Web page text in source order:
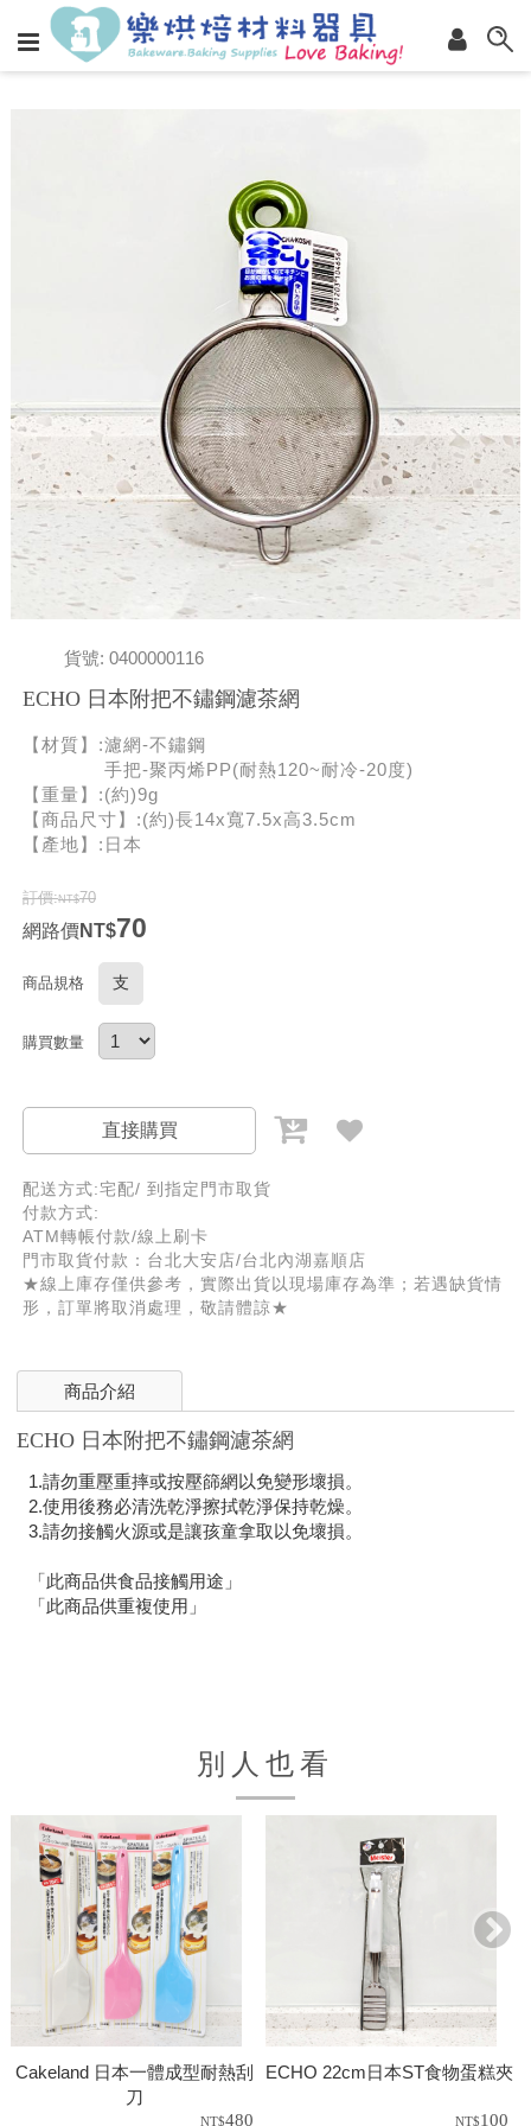
貨號: 0400000116
ECHO 日本附把不鏽鋼濾茶網
【材質】:濾網-不鏽鋼
手把-聚丙烯PP(耐熱120~耐冷-20度)
【重量】:(約)9g
【商品尺寸】:(約)長14x寬7.5x高3.5cm
【產地】:日本
訂價: 70
網路價 70
商品規格 支
購買數量
直接購買
配送方式:宅配/ 到指定門市取貨
付款方式:
ATM轉帳付款/線上刷卡
門市取貨付款：台北大安店/台北內湖嘉順店
★線上庫存僅供參考，實際出貨以現場庫存為準；若遇缺貨情
形，訂單將取消處理，敬請體諒★
商品介紹
ECHO 日本附把不鏽鋼濾茶網
1.請勿重壓重摔或按壓篩網以免變形壞損。
2.使用後務必清洗乾淨擦拭乾淨保持乾燥。
3.請勿接觸火源或是讓孩童拿取以免壞損。
「此商品供食品接觸用途」
「此商品供重複使用」
別人也看
Cakeland 日本一體成型耐熱刮
刀
480
ECHO 22cm日本ST食物蛋糕夾
100